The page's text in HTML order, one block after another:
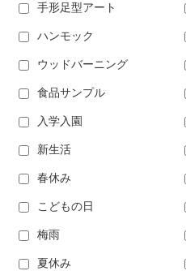
手形足型アート
ハンモック
ウッドバーニング
食品サンプル
入学入園
新生活
春休み
こどもの日
梅雨
夏休み